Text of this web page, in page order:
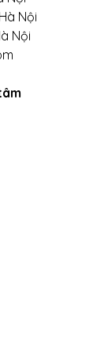
thấp.
Nội
Nội